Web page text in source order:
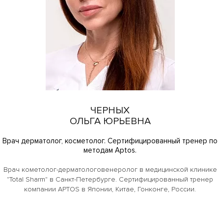
ЧЕРНЫХ
ОЛЬГА ЮРЬЕВНА
Врач дерматолог, косметолог. Сертифицированный тренер по
методам Aptos.
Врач кометолог-дерматологовенеролог в медицинской клинике
"Total Sharm" в Санкт-Петербурге. Сертифицированный тренер
компании APTOS в Японии, Китае, Гонконге, России.